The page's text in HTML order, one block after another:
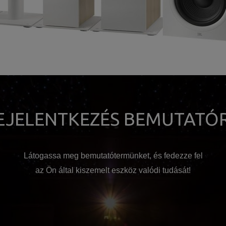
Látogassa meg bemutatótermünket, és fedezze fel
az Ön által kiszemelt eszköz valódi tudását!